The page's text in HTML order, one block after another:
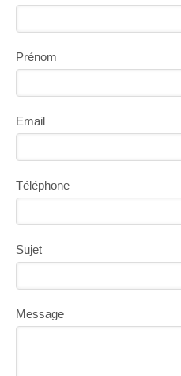
Prénom
Email
Téléphone
Sujet
Message